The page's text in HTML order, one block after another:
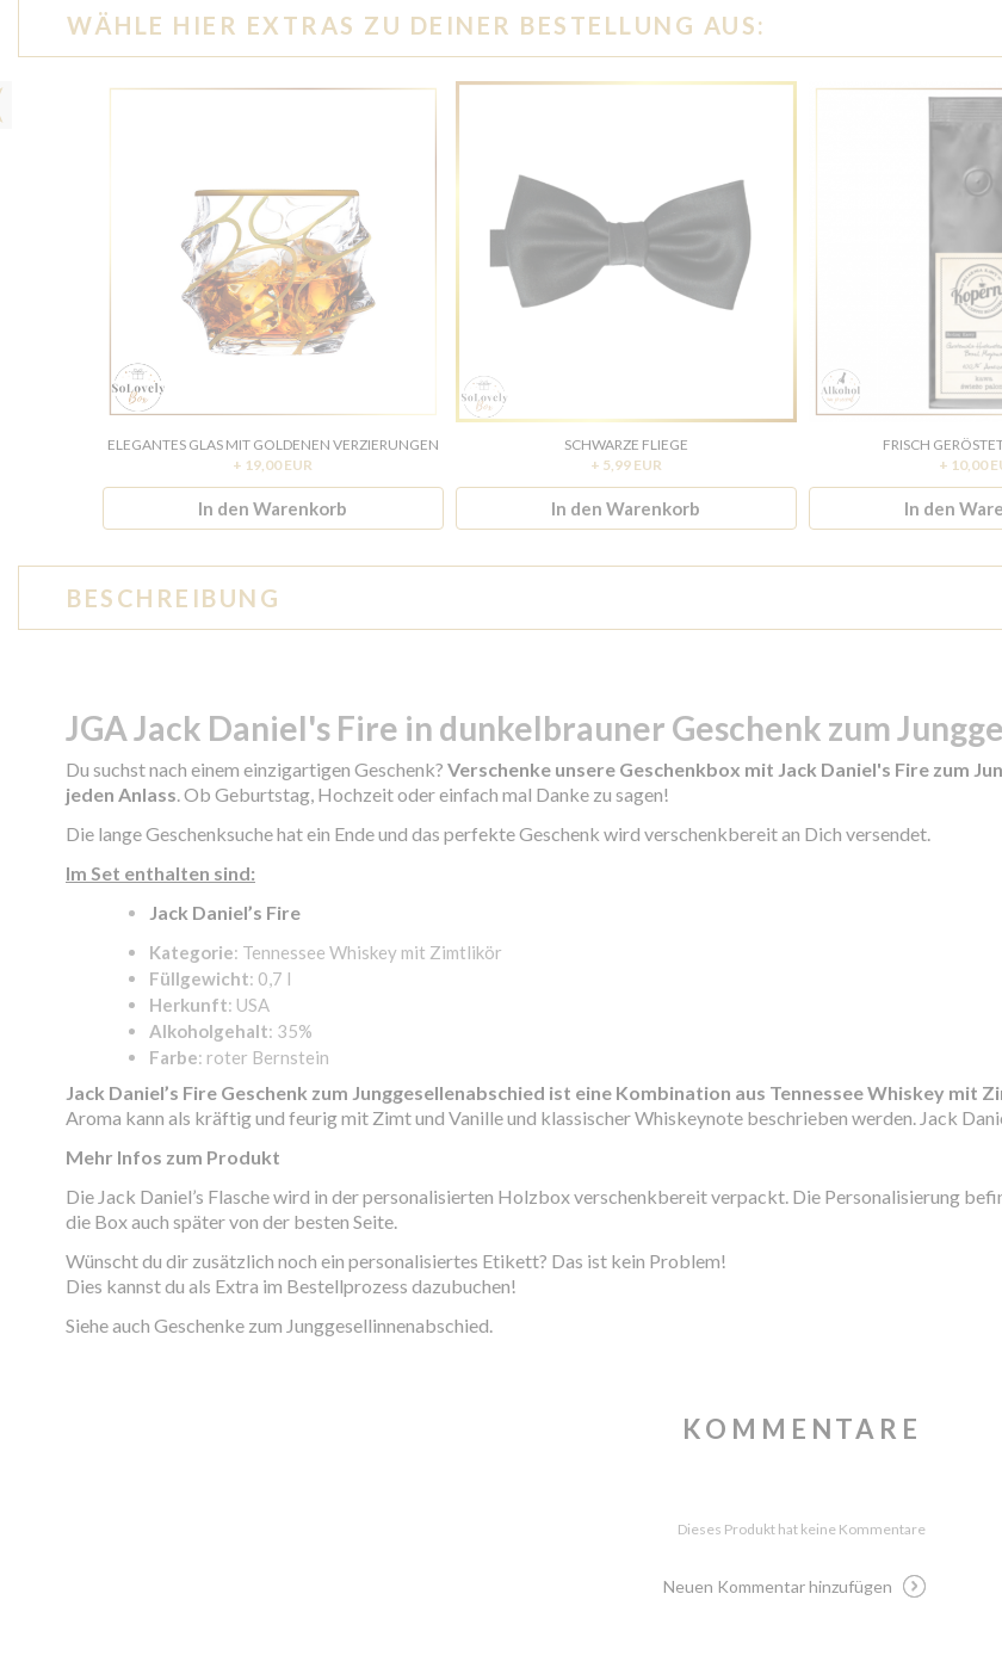
WÄHLE HIER EXTRAS ZU DEINER BESTELLUNG AUS:
ELEGANTES GLAS MIT GOLDENEN VERZIERUNGEN
+ 19,00 EUR
In den Warenkorb
SCHWARZE FLIEGE
+ 5,99 EUR
In den Warenkorb
FRISCH
+ 10,00
In den
BESCHREIBUNG
JGA Jack Daniel's Fire in dunkelbrauner Geschenk zum
Du suchst nach einem einzigartigen Geschenk? Verschenke unsere Geschenkbox mit Jack Daniel's Fire zum
jeden Anlass . Ob Geburtstag, Hochzeit oder einfach mal Danke zu sagen!
Die lange Geschenksuche hat ein Ende und das perfekte Geschenk wird verschenkbereit an Dich versendet.
Im Set enthalten sind:
Jack Daniel’s Fire
Kategorie: Tennessee Whiskey mit Zimtlikör
Füllgewicht: 0,7 l
Herkunft: USA
Alkoholgehalt: 35%
Farbe: roter Bernstein
Jack Daniel’s Fire Geschenk zum Junggesellenabschied ist eine Kombination aus Tennessee Whiskey mit
Aroma kann als kräftig und feurig mit Zimt und Vanille und klassischer Whiskeynote beschrieben werden. Jack
Mehr Infos zum Produkt
Die Jack Daniel’s Flasche wird in der personalisierten Holzbox verschenkbereit verpackt. Die Personalisierung
die Box auch später von der besten Seite.
Wünscht du dir zusätzlich noch ein personalisiertes Etikett? Das ist kein Problem!
Dies kannst du als Extra im Bestellprozess dazubuchen!
Siehe auch Geschenke zum Junggesellinnenabschied.
KOMMENTARE
Dieses Produkt hat keine Kommentare
Neuen Kommentar hinzufügen